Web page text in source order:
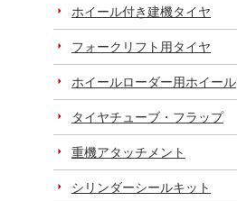
ホイール付き建機タイヤ
フォークリフト用タイヤ
ホイールローダー用ホイール
タイヤチューブ・フラップ
重機アタッチメント
シリンダーシールキット